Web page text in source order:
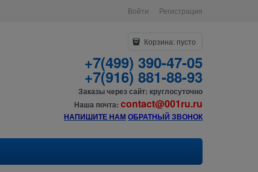
Войти Регистрация
Корзина: пусто
+7(499) 390-47-05
+7(916) 881-88-93
Заказы через сайт: круглосуточно
Наша почта: contact@001ru.ru
НАПИШИТЕ НАМОБРАТНЫЙ ЗВОНОК